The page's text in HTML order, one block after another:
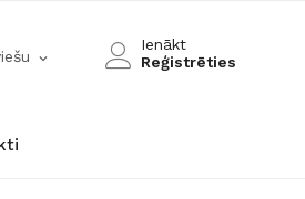
Ienākt
Reģistrēties
expand_more